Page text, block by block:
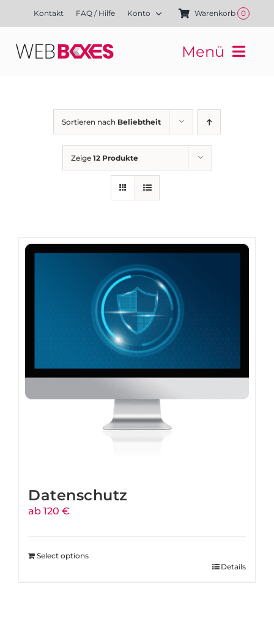
Kontakt FAQ / Hilfe Konto Warenkorb 0
Menü
Kampagnen
Referenzen
Finanzierung
Sortieren nach Beliebtheit
Zeige 12 Produkte
Datenschutz
ab 120 €
Select options
Details